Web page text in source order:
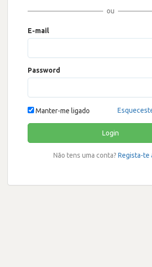
ou
E-mail
Password
Manter-me ligado
Login
Não tens uma conta? Regista-te